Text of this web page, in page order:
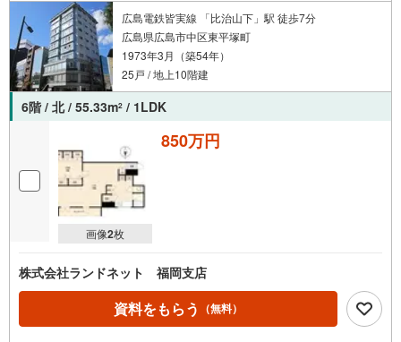
広島電鉄皆実線 「比治山下」駅 徒歩7分
広島県広島市中区東平塚町
1973年3月（築54年）
25戸 / 地上10階建
6階 / 北 / 55.33m2 / 1LDK
画像2枚
850万円
株式会社ランドネット 福岡支店
資料をもらう （無料）